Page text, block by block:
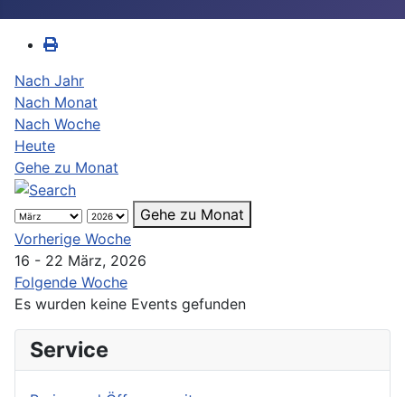
Nach Jahr
Nach Monat
Nach Woche
Heute
Gehe zu Monat
Gehe zu Monat
Vorherige Woche
16 - 22 März, 2026
Folgende Woche
Es wurden keine Events gefunden
Service